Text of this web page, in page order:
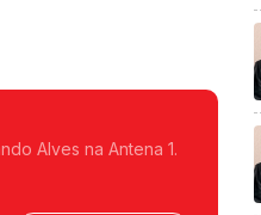
Alves na Antena 1.